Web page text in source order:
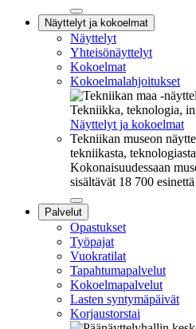
Sulje
alavalikko
Näyttelyt ja kokoelmat
Näyttelyt
Yhteisönäyttelyt
Kokoelmat
Kokoelmalahjoitukset
Tekniikka, teknologia,
Näyttelyt ja kokoelmat
Tekniikan museon
tekniikasta,
Kokonaisuudessaan
sisältävät 18 700
Sulje
alavalikko
Palvelut
Opastukset
Työpajat
Vuokratilat
Tapahtumapalvelut
Kokoelmapalvelut
Lasten syntymäpäivät
Korjaustorstai